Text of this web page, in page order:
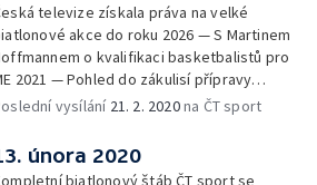
televize získala práva na velké
akce do roku 2026 — S Martinem
o kvalifikaci basketbalistů pro
2021 — Pohled do zákulisí přípravy
na webu ČT sport — Upoutávka na
vysílání 21. 2. 2020na ČT sport
února 2020
biatlonový štáb ČT sport se